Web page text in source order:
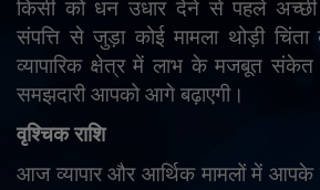
किसी को धन उधार देने से पहले
संपत्ति से जुड़ा कोई मामला थोड़ी
व्यापारिक क्षेत्र में लाभ के मजबूत
समझदारी आपको आगे बढ़ाएगी।
वृश्चिक राशि
आज व्यापार और आर्थिक मामलों में